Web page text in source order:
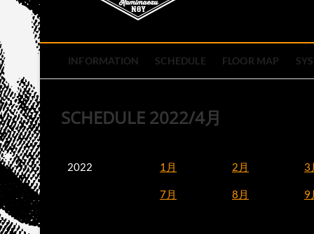
INFORMATION SCHEDULE FLOOR MAP
SCHEDULE 2022/4月
2022 1月 2月 3
7月 8月 9